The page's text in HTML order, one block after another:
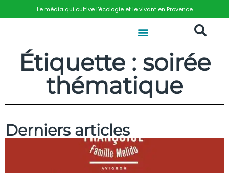
Le média qui cultive l’écologie et le vivant en Provence
Étiquette : soirée
thématique
Derniers articles